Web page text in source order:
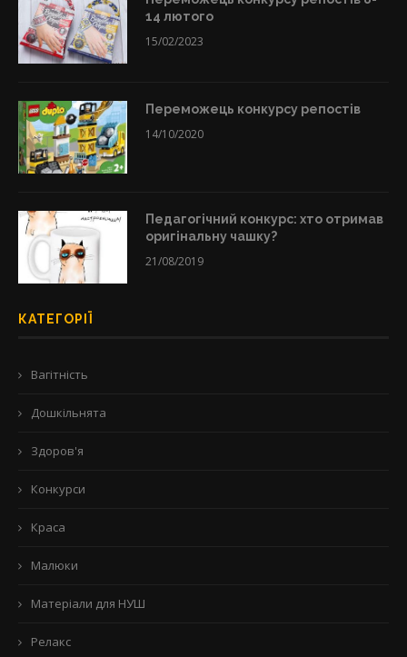
14 лютого
15/02/2023
Переможець конкурсу репостів
14/10/2020
Педагогічний конкурс: хто отримав
оригінальну чашку?
21/08/2019
КАТЕГОРІЇ
Вагітність
Дошкільнята
Здоров'я
Конкурси
Краса
Малюки
Матеріали для НУШ
Релакс